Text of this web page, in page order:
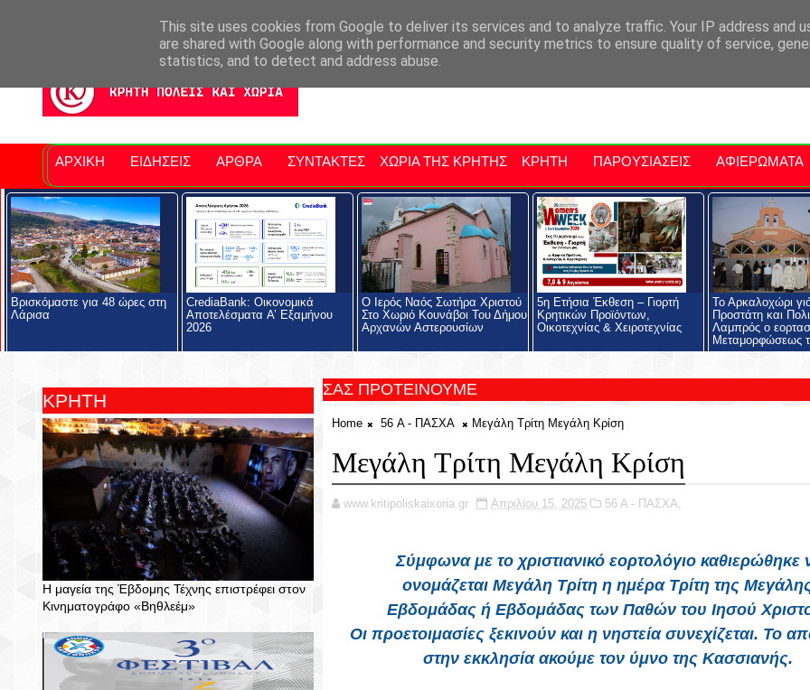
Νομός Λασιθίου Αγαπάμε Ρέθυμνο Επαρχία Μαλεβιζίου Εκδηλώσεις Στην Κρήτη Kriti Traveller
ΑΡΧΙΚΗ ΕΙΔΗΣΕΙΣ ΑΡΘΡΑ ΣΥΝΤΑΚΤΕΣ ΧΩΡΙΑ ΤΗΣ ΚΡΗΤΗΣ ΚΡΗΤΗ ΠΑΡΟΥΣΙΑΣΕΙΣ ΑΦΙΕΡΩΜΑΤΑ
Βρισκόμαστε για 48 ώρες στη
Λάρισα
CrediaBank: Οικονομικά
Αποτελέσματα A’ Εξαμήνου
2026
Ο Ιερός Ναός Σωτήρα Χριστού
Στο Χωριό Κουνάβοι Του Δήμου
Αρχανών Αστερουσίων
5η Ετήσια Έκθεση – Γιορτή
Κρητικών Προϊόντων,
Οικοτεχνίας & Χειροτεχνίας
Το Αρκαλοχώρι
Προστάτη και
Λαμπρός ο
Μεταμορφώσεως
ΚΡΗΤΗ
Η μαγεία της Έβδομης Τέχνης επιστρέφει στον
Κινηματογράφο «Βηθλεέμ»
ΣΑΣ ΠΡΟΤΕΙΝΟΥΜΕ
Home 56 Α - ΠΑΣΧΑ Μεγάλη Τρίτη Μεγάλη Κρίση
Μεγάλη Τρίτη Μεγάλη Κρίση
www.kritipoliskaixoria.gr Απριλίου 15, 2025 56 Α - ΠΑΣΧΑ,
Σύμφωνα με το χριστιανικό εορτολόγιο καθιερώθηκε
ονομάζεται Μεγάλη Τρίτη η ημέρα Τρίτη της
Εβδομάδας ή Εβδομάδας των Παθών του Ιησού
Οι προετοιμασίες ξεκινούν και η νηστεία συνεχίζεται. Το
στην εκκλησία ακούμε τον ύμνο της Κασσιανής.
This site uses cookies from Google to deliver its services and to analyze traffic. Your IP address and
are shared with Google along with performance and security metrics to ensure quality of service,
statistics, and to detect and address abuse.